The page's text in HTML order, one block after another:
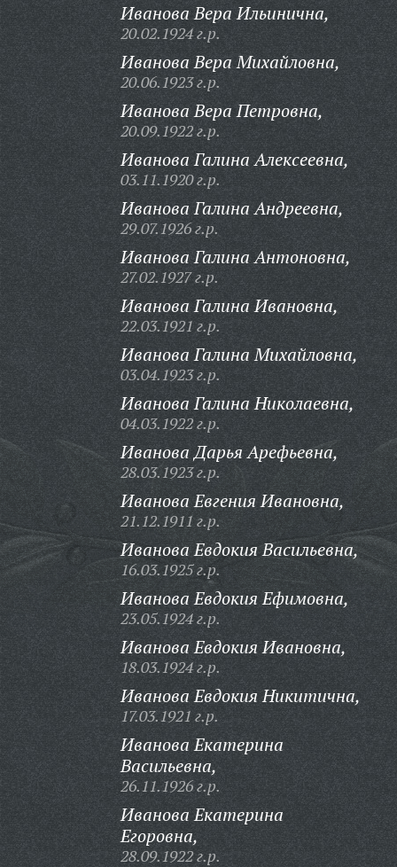
Иванова Вера Ильинична,
20.02.1924 г.р.
Иванова Вера Михайловна,
20.06.1923 г.р.
Иванова Вера Петровна,
20.09.1922 г.р.
Иванова Галина Алексеевна,
03.11.1920 г.р.
Иванова Галина Андреевна,
29.07.1926 г.р.
Иванова Галина Антоновна,
27.02.1927 г.р.
Иванова Галина Ивановна,
22.03.1921 г.р.
Иванова Галина Михайловна,
03.04.1923 г.р.
Иванова Галина Николаевна,
04.03.1922 г.р.
Иванова Дарья Арефьевна,
28.03.1923 г.р.
Иванова Евгения Ивановна,
21.12.1911 г.р.
Иванова Евдокия Васильевна,
16.03.1925 г.р.
Иванова Евдокия Ефимовна,
23.05.1924 г.р.
Иванова Евдокия Ивановна,
18.03.1924 г.р.
Иванова Евдокия Никитична,
17.03.1921 г.р.
Иванова Екатерина
Васильевна,
26.11.1926 г.р.
Иванова Екатерина
Егоровна,
28.09.1922 г.р.